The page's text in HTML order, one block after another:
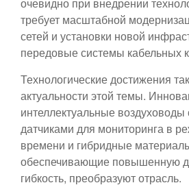
требует масштабной
сетей и установки новой
передовые системы кабельных
Технологические достижения
актуальности этой темы.
интеллектуальные
датчиками для мониторинга в
времени и гибридные
обеспечивающие повышенную
гибкость, преобразуют отрасль.